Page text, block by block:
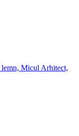
lemn, Micul Arhitect,